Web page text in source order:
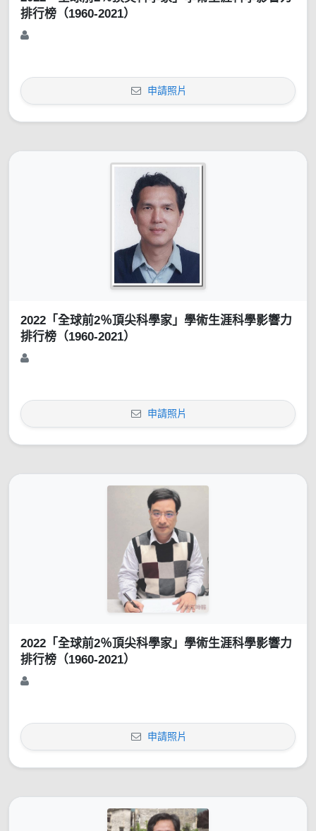
排行榜（1960-2021）
申請照片
2022「全球前2％頂尖科學家」學術生涯科學影響力
排行榜（1960-2021）
申請照片
2022「全球前2％頂尖科學家」學術生涯科學影響力
排行榜（1960-2021）
申請照片